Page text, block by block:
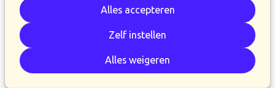
Alles accepteren
Zelf instellen
Alles weigeren